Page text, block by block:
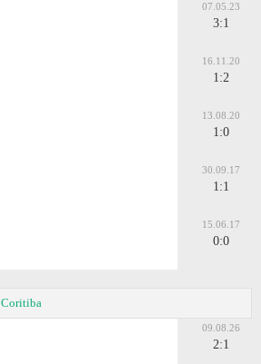
07.05.23
3:1
16.11.20
1:2
13.08.20
1:0
30.09.17
1:1
15.06.17
0:0
Coritiba
09.08.26
2:1